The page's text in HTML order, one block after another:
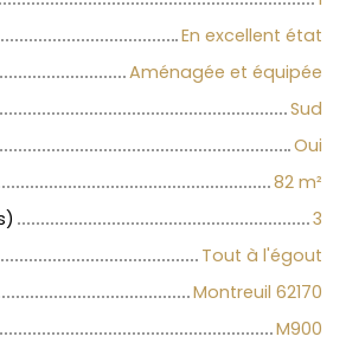
En excellent état
Aménagée et équipée
Sud
Oui
82 m²
3
Tout à l'égout
Montreuil 62170
M900